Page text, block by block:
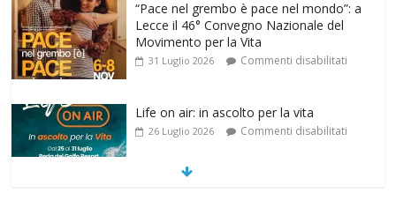
Life on air: in ascolto per la vita
26 Luglio 2026 Commenti disabilitati
SAMARITANI 2.0: la risposta di Federvita
Emilia Romagna al suicidio assistito per
25 Luglio 2026